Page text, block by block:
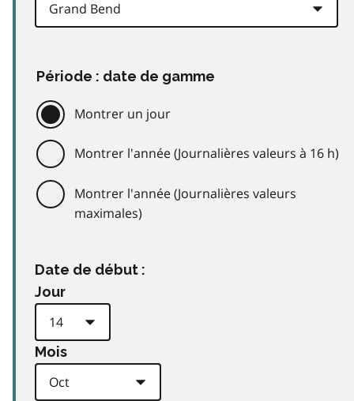
Période : date de gamme
Montrer un jour
Montrer l'année (Journalières valeurs à 16 h)
Montrer l'année (Journalières valeurs
maximales)
Date de début :
Jour
Mois